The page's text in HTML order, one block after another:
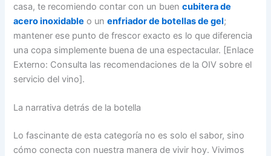
casa, te recomiendo contar con un buencubitera de
acero inoxidable o unenfriador de botellas de gel;
mantener ese punto de frescor exacto es lo que diferencia
una copa simplemente buena de una espectacular. [Enlace
Externo: Consulta las recomendaciones de la OIV sobre el
servicio del vino].
La narrativa detrás de la botella
Lo fascinante de esta categoría no es solo el sabor, sino
cómo conecta con nuestra manera de vivir hoy. Vivimos